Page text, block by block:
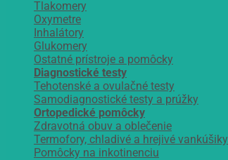
Tlakomery
Oxymetre
Inhalátory
Glukomery
Ostatné prístroje a pomôcky
Diagnostické testy
Tehotenské a ovulačné testy
Samodiagnostické testy a prúžky
Ortopedické pomôcky
Zdravotná obuv a oblečenie
Termofory, chladivé a hrejivé vankúšiky
Pomôcky na inkotinenciu